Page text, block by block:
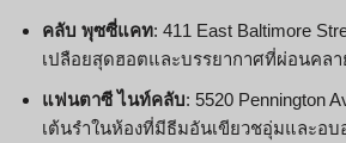
คลับ พุซซี่แคท: 411 East Baltimore
เปลือยสุดฮอตและบรรยากาศที่ผ่อนคลา
แฟนตาซี ไนท์คลับ: 5520 Pennington
เต้นรำในห้องที่มีธีมอันเขียวชอุ่มและอ